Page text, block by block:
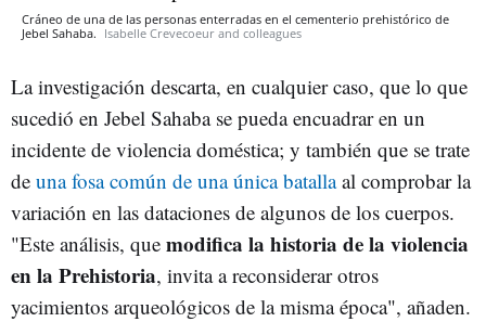
Cráneo de una de las personas enterradas en el cementerio prehistórico de
Jebel Sahaba. Isabelle Crevecoeur and colleagues
La investigación descarta, en cualquier caso, que lo que
sucedió en Jebel Sahaba se pueda encuadrar en un
incidente de violencia doméstica; y también que se trate
de una fosa común de una única batallaal comprobar la
variación en las dataciones de algunos de los cuerpos.
"Este análisis, que modifica la historia de la violencia
en la Prehistoria, invita a reconsiderar otros
yacimientos arqueológicos de la misma época", añaden.